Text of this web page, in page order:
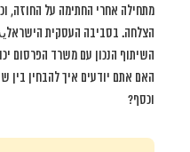
מתחילה אחרי החתימה על החוזה,
הצלחה. בסביבה העסקית
השיתוף הנכון עם משרד הפרסום
האם אתם יודעים איך להבחין בין
וכסף?